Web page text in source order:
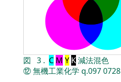
図 3 . C M Y K減法混色
⑫無機工業化学 q.0970728